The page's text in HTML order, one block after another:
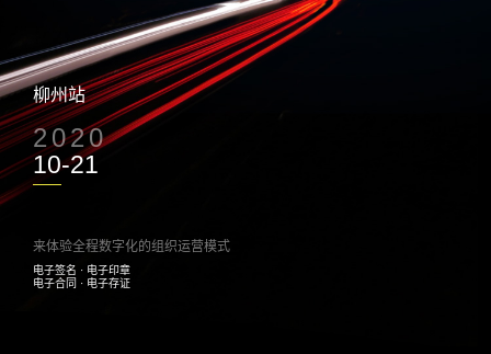
柳州站
2020
10-21
来体验全程数字化的组织运营模式
电子签名 · 电子印章
电子合同 · 电子存证